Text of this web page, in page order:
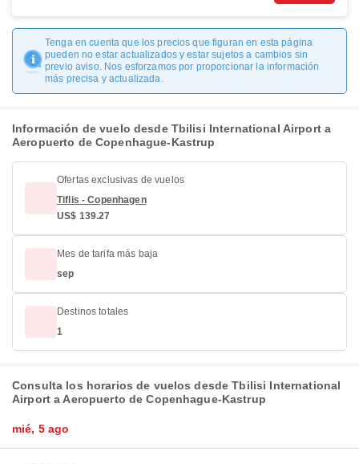
Tenga en cuenta que los precios que figuran en esta página
pueden no estar actualizados y estar sujetos a cambios sin
previo aviso. Nos esforzamos por proporcionar la información
más precisa y actualizada.
Información de vuelo desde Tbilisi International Airport a
Aeropuerto de Copenhague-Kastrup
Ofertas exclusivas de vuelos
Tiflis - Copenhagen
US$ 139.27
Mes de tarifa más baja
sep
Destinos totales
1
Consulta los horarios de vuelos desde Tbilisi International
Airport a Aeropuerto de Copenhague-Kastrup
mié, 5 ago